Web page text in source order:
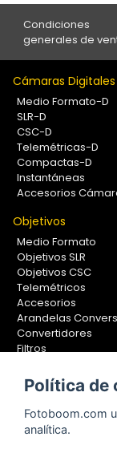
Condiciones
generales de
Cámaras Digitales
Medio Formato-D
SLR-D
CSC-D
Telemétricas-D
Compactas-D
Instantáneas
Accesorios
Objetivos
Medio Formato
Objetivos SLR
Objetivos CSC
Telemétricos
Accesorios
Arandelas
Convertidores
Filtros
Calibradores
Soportes
Monopiés
Política de
Fotoboom.com
analítica.